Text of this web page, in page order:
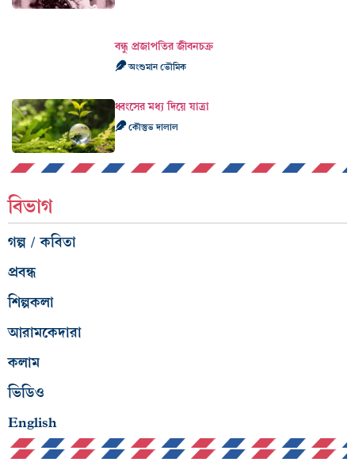
বন্ধু প্রজাপতির জীবনচক্র
অংশুমান ভৌমিক
ধ্বংসের মধ্য দিয়ে যাত্রা
কৌস্তুভ দালাল
বিভাগ
গল্প / কবিতা
প্রবন্ধ
শিল্পকলা
আরামকেদারা
কলাম
ভিডিও
English